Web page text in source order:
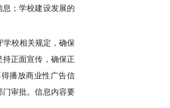
；学校建设发展的
校相关规定，确保
正面宣传，确保正
播放商业性广告信
审批。信息内容要